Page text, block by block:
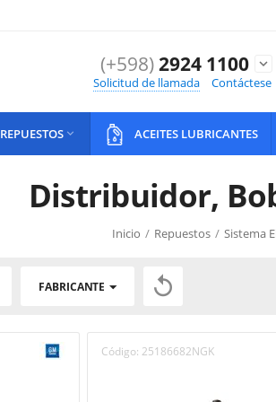
(+598)2924 1100
expand_more
Solicitud de llamada
Contáctese
REPUESTOS  ACEITES LUBRICANTES
Distribuidor,
Inicio / Repuestos / Sistema
FABRICANTE 
Código: 25186682NGK